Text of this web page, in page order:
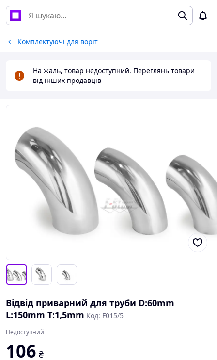
Комплектуючі для воріт
На жаль, товар недоступний. Переглянь товари
від інших продавців
Відвід приварний для труби D:60mm
L:150mm T:1,5mm Код: F015/5
Недоступний
106 ₴